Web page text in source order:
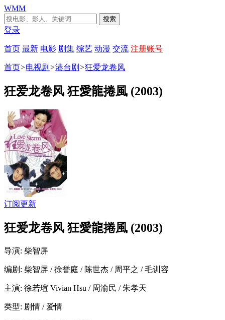
WMM
搜索
登录
首页 最新 电影 剧集 综艺 动漫 交流 注册账号
首页>电视剧 >港台剧 >狂爱龙卷风
狂爱龙卷风 狂愛龍捲風 (2003)
订阅更新
狂爱龙卷风 狂愛龍捲風 (2003)
导演: 柴智屏
编剧 : 柴智屏 / 徐誉庭 / 陈世杰 / 周平之 / 毛训容
主演: 徐若瑄 Vivian Hsu / 周渝民 / 朱孝天
类型: 剧情 / 爱情